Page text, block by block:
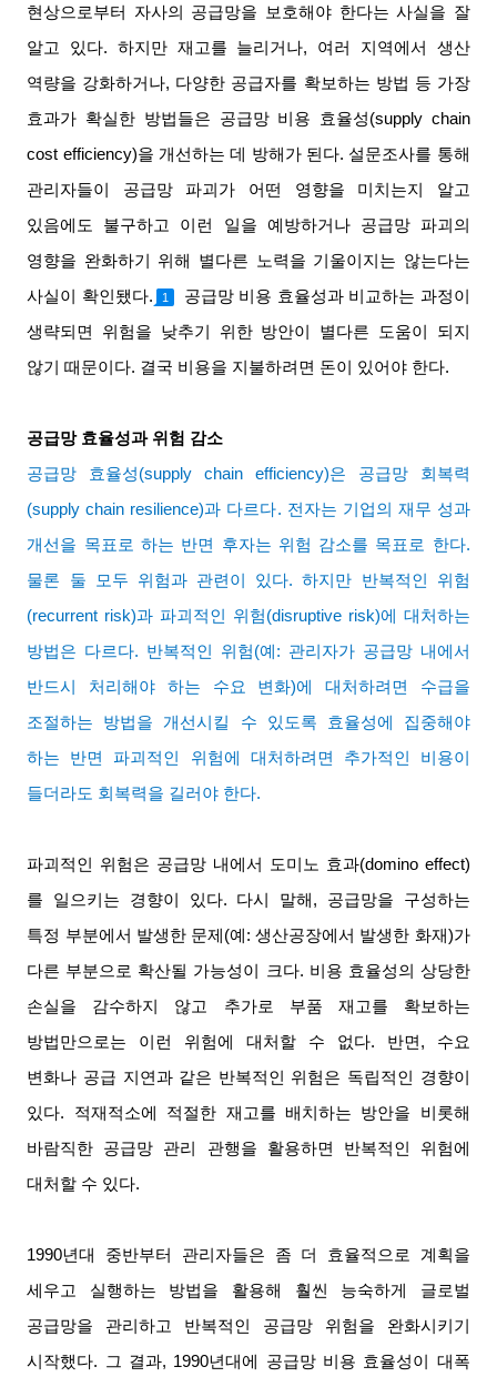
현상으로부터 자사의 공급망을 보호해야 한다는 사실을 잘
알고 있다. 하지만 재고를 늘리거나, 여러 지역에서 생산
역량을 강화하거나, 다양한 공급자를 확보하는 방법 등 가장
효과가 확실한 방법들은 공급망 비용 효율성(supply chain
cost efficiency)을 개선하는 데 방해가 된다. 설문조사를 통해
관리자들이 공급망 파괴가 어떤 영향을 미치는지 알고
있음에도 불구하고 이런 일을 예방하거나 공급망 파괴의
영향을 완화하기 위해 별다른 노력을 기울이지는 않는다는
사실이 확인됐다. 1
공급망 비용 효율성과 비교하는 과정이
생략되면 위험을 낮추기 위한 방안이 별다른 도움이 되지
않기 때문이다. 결국 비용을 지불하려면 돈이 있어야 한다.
공급망 효율성과 위험 감소
공급망 효율성(supply chain efficiency)은 공급망 회복력
(supply chain resilience)과 다르다. 전자는 기업의 재무 성과
개선을 목표로 하는 반면 후자는 위험 감소를 목표로 한다.
물론 둘 모두 위험과 관련이 있다.하지만 반복적인 위험
(recurrent risk)과 파괴적인 위험(disruptive risk)에 대처하는
방법은 다르다. 반복적인 위험(예 : 관리자가 공급망 내에서
반드시 처리해야 하는 수요 변화)에 대처하려면 수급을
조절하는 방법을 개선시킬 수 있도록 효율성에 집중해야
하는 반면 파괴적인 위험에 대처하려면 추가적인 비용이
들더라도 회복력을 길러야 한다.
파괴적인 위험은 공급망 내에서 도미노 효과(domino effect)
를 일으키는 경향이 있다. 다시 말해 , 공급망을 구성하는
특정 부분에서 발생한 문제 (예 :생산공장에서 발생한 화재)가
다른 부분으로 확산될 가능성이 크다. 비용 효율성의 상당한
손실을 감수하지 않고 추가로 부품 재고를 확보하는
방법만으로는 이런 위험에 대처할 수 없다. 반면 , 수요
변화나 공급 지연과 같은 반복적인 위험은 독립적인 경향이
있다. 적재적소에 적절한 재고를 배치하는 방안을 비롯해
바람직한 공급망 관리 관행을 활용하면 반복적인 위험에
대처할 수 있다.
1990년대 중반부터 관리자들은 좀 더 효율적으로 계획을
세우고 실행하는 방법을 활용해 훨씬 능숙하게 글로벌
공급망을 관리하고 반복적인 공급망 위험을 완화시키기
시작했다. 그 결과, 1990년대에 공급망 비용 효율성이 대폭